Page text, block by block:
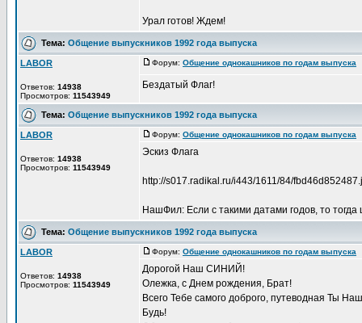
Урал готов! Ждем!
Тема: Общение выпускников 1992 года выпуска
LABOR
Ответов: 14938
Просмотров: 11543949
Форум: Общение однокашников по годам выпуска
Бездатый Флаг!
Тема: Общение выпускников 1992 года выпуска
LABOR
Ответов: 14938
Просмотров: 11543949
Форум: Общение однокашников по годам выпуска
Эскиз Флага
http://s017.radikal.ru/i443/1611/84/
НашФил: Если с такими датами годов, то
Тема: Общение выпускников 1992 года выпуска
LABOR
Ответов: 14938
Просмотров: 11543949
Форум: Общение однокашников по годам выпуска
Дорогой Наш СИНИЙ!
Олежка, с Днем рождения, Брат!
Всего Тебе самого доброго, путеводная Ты
Будь!